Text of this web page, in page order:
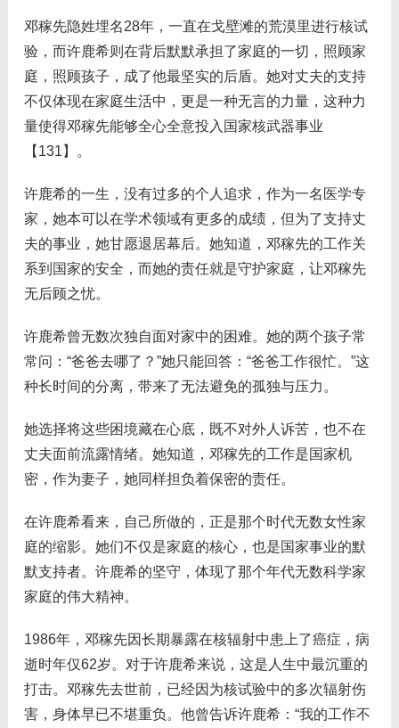
邓稼先隐姓埋名28年，一直在戈壁滩的荒漠里进行核试
验，而许鹿希则在背后默默承担了家庭的一切，照顾家
庭，照顾孩子，成了他最坚实的后盾。她对丈夫的支持
不仅体现在家庭生活中，更是一种无言的力量，这种力
量使得邓稼先能够全心全意投入国家核武器事业
【131】。
许鹿希的一生，没有过多的个人追求，作为一名医学专
家，她本可以在学术领域有更多的成绩，但为了支持丈
夫的事业，她甘愿退居幕后。她知道，邓稼先的工作关
系到国家的安全，而她的责任就是守护家庭，让邓稼先
无后顾之忧。
许鹿希曾无数次独自面对家中的困难。她的两个孩子常
常问：“爸爸去哪了？”她只能回答：“爸爸工作很忙。”这
种长时间的分离，带来了无法避免的孤独与压力。
她选择将这些困境藏在心底，既不对外人诉苦，也不在
丈夫面前流露情绪。她知道，邓稼先的工作是国家机
密，作为妻子，她同样担负着保密的责任。
在许鹿希看来，自己所做的，正是那个时代无数女性家
庭的缩影。她们不仅是家庭的核心，也是国家事业的默
默支持者。许鹿希的坚守，体现了那个年代无数科学家
家庭的伟大精神。
1986年，邓稼先因长期暴露在核辐射中患上了癌症，病
逝时年仅62岁。对于许鹿希来说，这是人生中最沉重的
打击。邓稼先去世前，已经因为核试验中的多次辐射伤
害，身体早已不堪重负。他曾告诉许鹿希：“我的工作不